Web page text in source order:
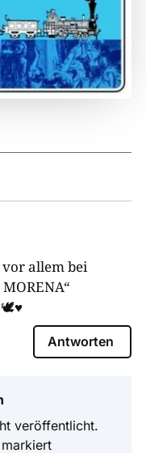
allem bei
Antworten
veröffentlicht.
markiert